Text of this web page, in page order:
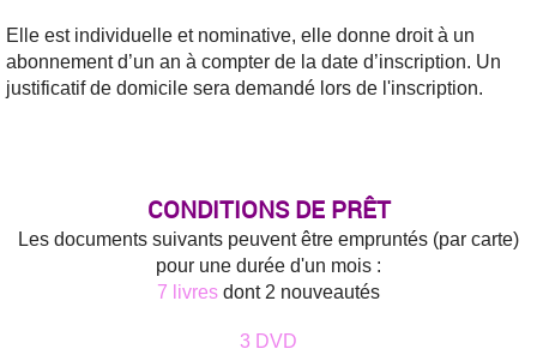
Elle est individuelle et nominative, elle donne droit à un
abonnement d’un an à compter de la date d’inscription. Un
justificatif de domicile sera demandé lors de l'inscription.
CONDITIONS DE PRÊT
Les documents suivants peuvent être empruntés (par carte)
pour une durée d'un mois :
7 livres dont 2 nouveautés
3 DVD